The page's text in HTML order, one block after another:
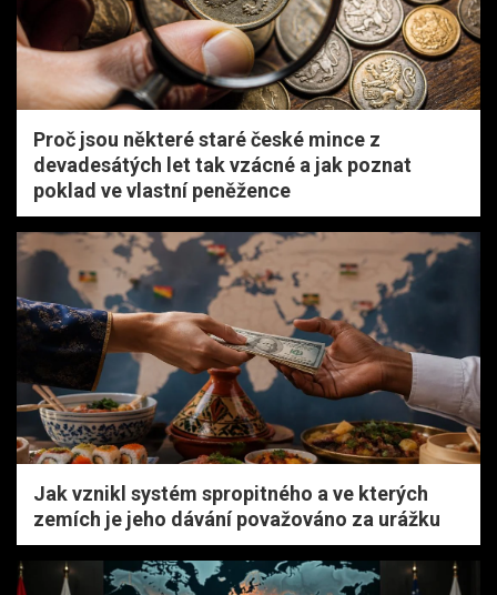
Proč jsou některé staré české mince z
devadesátých let tak vzácné a jak poznat
poklad ve vlastní peněžence
Jak vznikl systém spropitného a ve kterých
zemích je jeho dávání považováno za urážku